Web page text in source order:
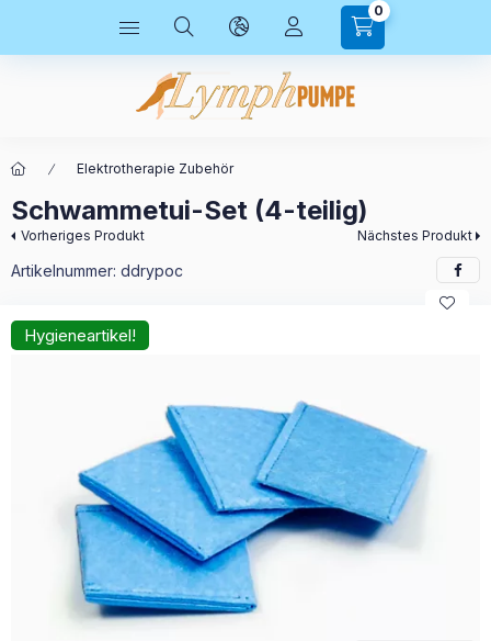
0
Elektrotherapie Zubehör
Schwammetui-Set (4-teilig)
Vorheriges Produkt Nächstes Produkt
Artikelnummer: ddrypoc
Hygieneartikel!